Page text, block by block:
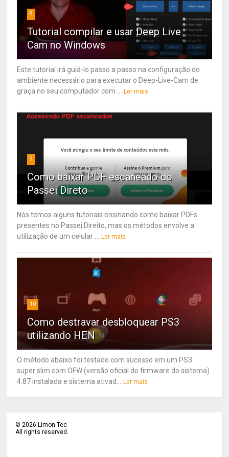
8
Tutorial compilar e usar Deep Live
Cam no Windows
Este tutorial irá guiá-lo passo a passo na configuração do
ambiente necessário para executar o Deep-Live-Cam de
graça no seu computador com ... Ler mais
9
Como baixar PDF escaneado do
Passei Direto
Nós temos alguns tutoriais ensinando como baixar PDFs
presentes no Passei Direito, mas os métodos envolve a
utilização de um celular ... Ler mais
10
Como destravar desbloquear PS3
utilizando HEN
O método abaixo foi testado com sucesso em um PS3
super slim com OFW (versão oficial do firmware do sistema)
4.87 instalada e sistema ativad... Ler mais
©2026 Limon Tec
All rights reserved.